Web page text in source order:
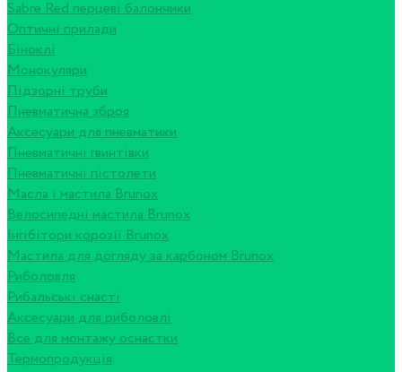
Sabre Red перцеві балончики
Оптичні прилади
Біноклі
Монокуляри
Підзорні труби
Пневматична зброя
Аксесуари для пневматики
Пневматичні гвинтівки
Пневматичні пістолети
Масла і мастила Brunox
Велосипедні мастила Brunox
Інгібітори корозії Brunox
Мастила для догляду за карбоном Brunox
Риболовля
Рибальські снасті
Аксесуари для риболовлі
Все для монтажу оснастки
Термопродукція